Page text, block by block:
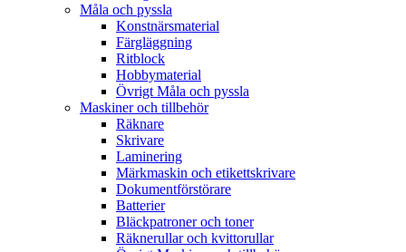
Måla och pyssla
Konstnärsmaterial
Färgläggning
Ritblock
Hobbymaterial
Övrigt Måla och pyssla
Maskiner och tillbehör
Räknare
Skrivare
Laminering
Märkmaskin och etikettskrivare
Dokumentförstörare
Batterier
Bläckpatroner och toner
Räknerullar och kvittorullar